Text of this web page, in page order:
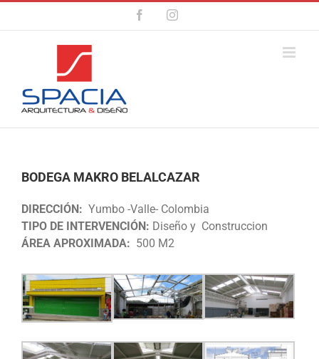
FacebookInstagram
BODEGA MAKRO BELALCAZAR
DIRECCIÓN: Yumbo -Valle- Colombia
TIPO DE INTERVENCIÓN: Diseño y Construccion
ÁREA APROXIMADA: 500 M2